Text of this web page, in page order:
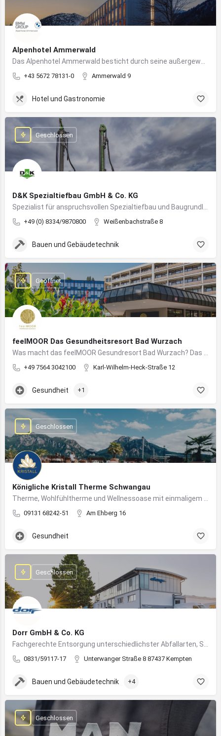
Alpenhotel Ammerwald
+43 5672 78131-0 Ammerwald 9
Hotel und Gastronomie
D&K Spezialtiefbau GmbH & Co. KG
+49 (0) 8334/9870800 Weißenbachstraße 8
Geschlossen
Bauen und Gebäudetechnik
feelMOOR Das Gesundheitsresort Bad Wurzach
+49 7564 3042100 Karl-Wilhelm-Heck-Straße 12
Geöffnet
Gesundheit +1
Königliche Kristall Therme Schwangau
09131 68242-51 Am Ehberg 16
Geschlossen
Gesundheit
Dorr GmbH & Co. KG
0831/59117-17 Unterwanger Straße 8 87437 Kempten
Geschlossen
Bauen und Gebäudetechnik +4
Geschlossen